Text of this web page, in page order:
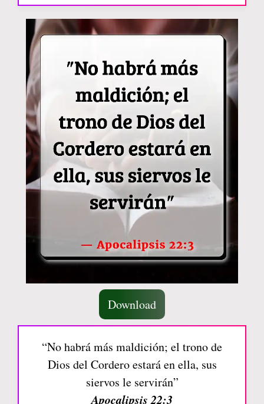
Download
“No habrá más maldición; el trono de
Dios del Cordero estará en ella, sus
siervos le servirán”
Apocalipsis 22:3